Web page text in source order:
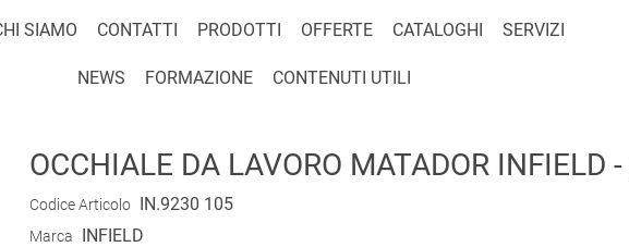
SIAMO CONTATTI PRODOTTI OFFERTE CATALOGHI SERVIZI
NEWS FORMAZIONE CONTENUTI UTILI
OCCHIALE DA LAVORO MATADOR INFIELD
Codice Articolo IN.9230 105
Marca INFIELD